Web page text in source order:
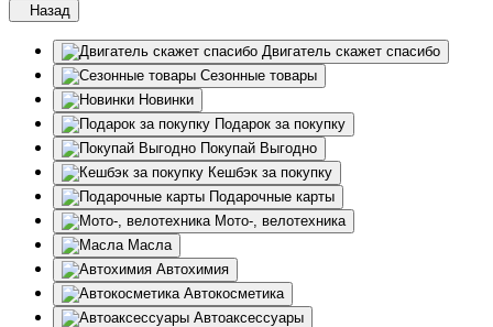
Назад
Двигатель скажет спасибо
Сезонные товары
Новинки
Подарок за покупку
Покупай Выгодно
Кешбэк за покупку
Подарочные карты
Мото-, велотехника
Масла
Автохимия
Автокосметика
Автоаксессуары